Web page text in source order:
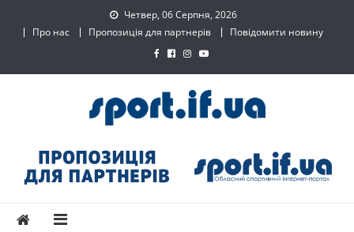
Четвер, 06 Серпня, 2026
Про нас
Пропозиція для партнерів Повідомити новину
SPORT.IF.UA – Обласний
спортивний інтернет-